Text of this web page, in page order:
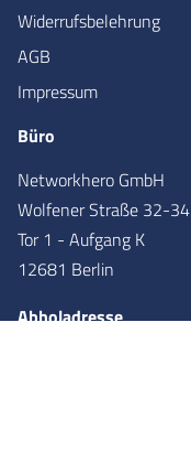
Widerrufsbelehrung
AGB
Impressum
Büro
Networkhero GmbH
Wolfener Straße 32-34
Tor 1 - Aufgang K
12681 Berlin
Abholadresse